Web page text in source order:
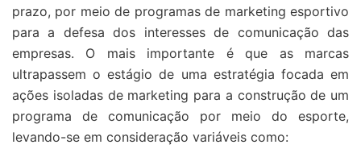
prazo, por meio de programas de marketing esportivo
para a defesa dos interesses de comunicação das
empresas. O mais importante é que as marcas
ultrapassem o estágio de uma estratégia focada em
ações isoladas de marketing para a construção de um
programa de comunicação por meio do esporte,
levando-se em consideração variáveis como: